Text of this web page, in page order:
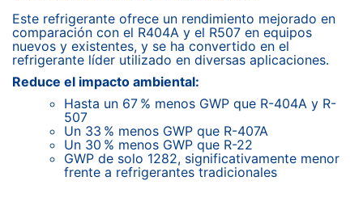
Este refrigerante ofrece un rendimiento mejorado en
comparación con el R404A y el R507 en equipos
nuevos y existentes, y se ha convertido en el
refrigerante líder utilizado en diversas aplicaciones.
Reduce el impacto ambiental:
Hasta un 67 % menos GWP que R-404A y R-
507
Un 33 % menos GWP que R-407A
Un 30 % menos GWP que R-22
GWP de solo 1282, significativamente menor
frente a refrigerantes tradicionales